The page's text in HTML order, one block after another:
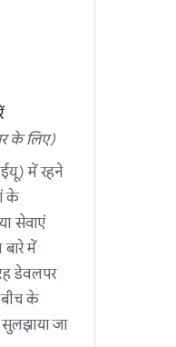
के लिए)
में रहने
के
सेवाएं
में
डेवलपर
के
सुलझाया जा